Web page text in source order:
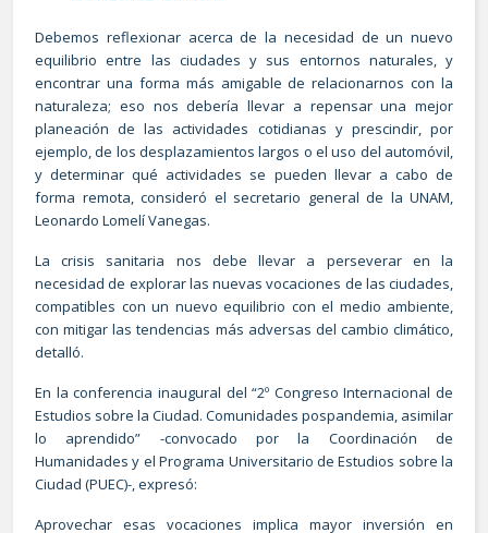
Debemos reflexionar acerca de la necesidad de un nuevo
equilibrio entre las ciudades y sus entornos naturales, y
encontrar una forma más amigable de relacionarnos con la
naturaleza; eso nos debería llevar a repensar una mejor
planeación de las actividades cotidianas y prescindir, por
ejemplo, de los desplazamientos largos o el uso del automóvil,
y determinar qué actividades se pueden llevar a cabo de
forma remota, consideró el secretario general de la UNAM,
Leonardo Lomelí Vanegas.
La crisis sanitaria nos debe llevar a perseverar en la
necesidad de explorar las nuevas vocaciones de las ciudades,
compatibles con un nuevo equilibrio con el medio ambiente,
con mitigar las tendencias más adversas del cambio climático,
detalló.
En la conferencia inaugural del “2º Congreso Internacional de
Estudios sobre la Ciudad. Comunidades pospandemia, asimilar
lo aprendido” -convocado por la Coordinación de
Humanidades y el Programa Universitario de Estudios sobre la
Ciudad (PUEC)-, expresó:
Aprovechar esas vocaciones implica mayor inversión en